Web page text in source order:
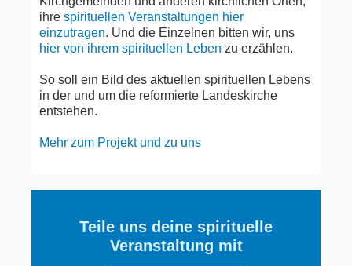
ihre spirituellen Veranstaltungen hier
einzutragen. Und die Einzelnen bitten wir, uns
hier von ihrem spirituellen Leben zu erzählen.
So soll ein Bild des aktuellen spirituellen Lebens
in der und um die reformierte Landeskirche
entstehen.
Mehr zum Projekt und zu uns
Teile uns deine spirituelle
Veranstaltung mit